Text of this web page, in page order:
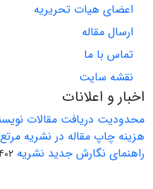
اعضای هیات تحریریه
ارسال مقاله
تماس با ما
نقشه سایت
اخبار و اعلانات
محدودیت دریافت مقالات
هزینه چاپ مقاله در نشریه
راهنمای نگارش جدید نشریه 04-22